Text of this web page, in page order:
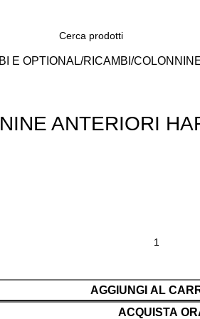
E OPTIONAL RICAMBI
ANTERIORI
AGGIUNGI AL
ACQUISTA